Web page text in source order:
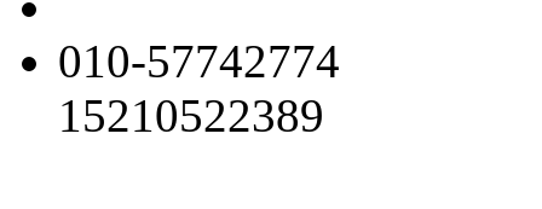
010-57742774
15210522389